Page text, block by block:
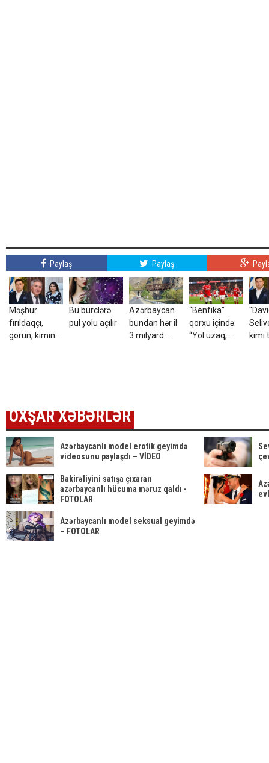
Paylaş Paylaş
Məşhur
fırıldaqçı,
görün, kimin
Bu bürclərə
pul yolu açılır
Azərbaycan
bundan hər il
3 milyard
“Benfika”
qorxu içində:
“Yol uzaq,
kimi
OXŞAR XƏBƏRLƏR
Azərbaycanlı model erotik geyimdə
videosunu paylaşdı – VİDEO
Bakirəliyini satışa çıxaran
azərbaycanlı hücuma məruz qaldı -
FOTOLAR
Azərbaycanlı model seksual geyimdə
– FOTOLAR